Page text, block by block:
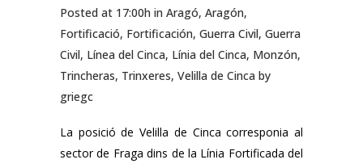
Posted at 17:00h in Aragó, Aragón,
Fortificació, Fortificación, Guerra Civil, Guerra
Civil, Línea del Cinca, Línia del Cinca, Monzón,
Trincheras, Trinxeres, Velilla de Cinca by
griegc
La posició de Velilla de Cinca corresponia al
sector de Fraga dins de la Línia Fortificada del